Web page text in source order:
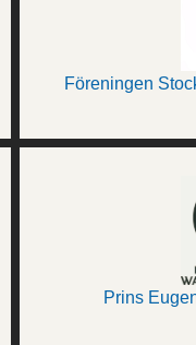
Föreningen
Prins